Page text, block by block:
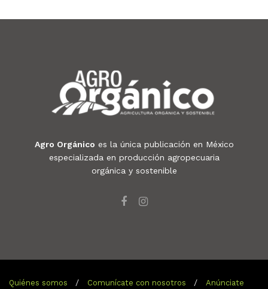
Agro Orgánico es la única publicación en México
especializada en producción agropecuaria
orgánica y sostenible
Quiénes somos Comunícate con nosotros Anúnciate